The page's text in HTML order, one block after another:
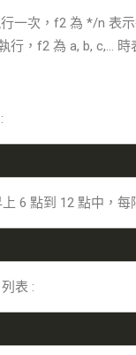
一次，f2 為 */n 表
行，f2 為 a, b, c,…
6 點到 12 點中，
表 :